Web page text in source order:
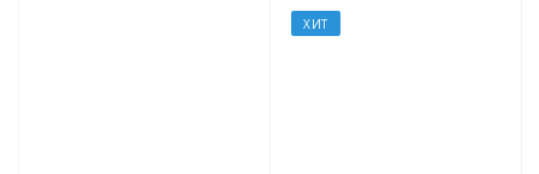
ХИТ